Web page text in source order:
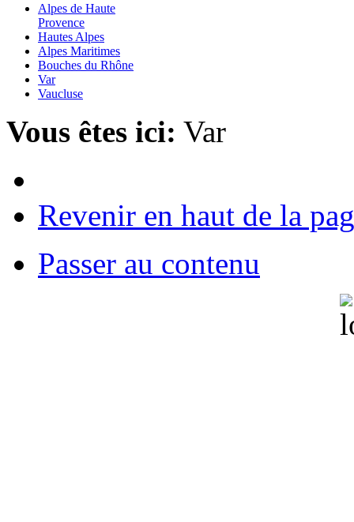
Alpes de Haute
Provence
Hautes Alpes
Alpes Maritimes
Bouches du Rhône
Var
Vaucluse
Vous êtes ici: Var
Revenir en haut de la
Passer au contenu